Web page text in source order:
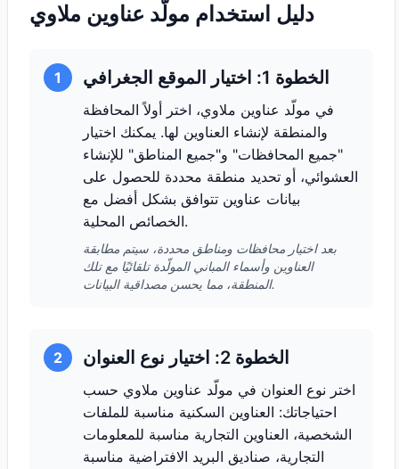
دليل استخدام مولّد عناوين ملاوي
1 الخطوة 1: اختيار الموقع الجغرافي
في مولّد عناوين ملاوي، اختر أولاً المحافظة
والمنطقة لإنشاء العناوين لها. يمكنك اختيار
"جميع المحافظات" و"جميع المناطق" للإنشاء
العشوائي، أو تحديد منطقة محددة للحصول على
بيانات عناوين تتوافق بشكل أفضل مع
الخصائص المحلية.
بعد اختيار محافظات ومناطق محددة، سيتم مطابقة
العناوين وأسماء المباني المولّدة تلقائيًا مع تلك
المنطقة، مما يحسن مصداقية البيانات.
2 الخطوة 2: اختيار نوع العنوان
اختر نوع العنوان في مولّد عناوين ملاوي حسب
احتياجاتك: العناوين السكنية مناسبة للملفات
الشخصية، العناوين التجارية مناسبة للمعلومات
التجارية، صناديق البريد الافتراضية مناسبة